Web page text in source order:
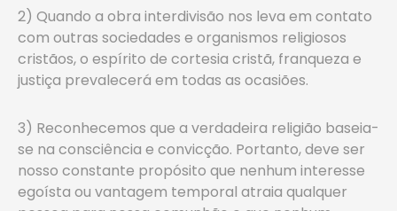
2) Quando a obra interdivisão nos leva em contato
com outras sociedades e organismos religiosos
cristãos, o espírito de cortesia cristã, franqueza e
justiça prevalecerá em todas as ocasiões.
3) Reconhecemos que a verdadeira religião baseia-
se na consciência e convicção. Portanto, deve ser
nosso constante propósito que nenhum interesse
egoísta ou vantagem temporal atraia qualquer